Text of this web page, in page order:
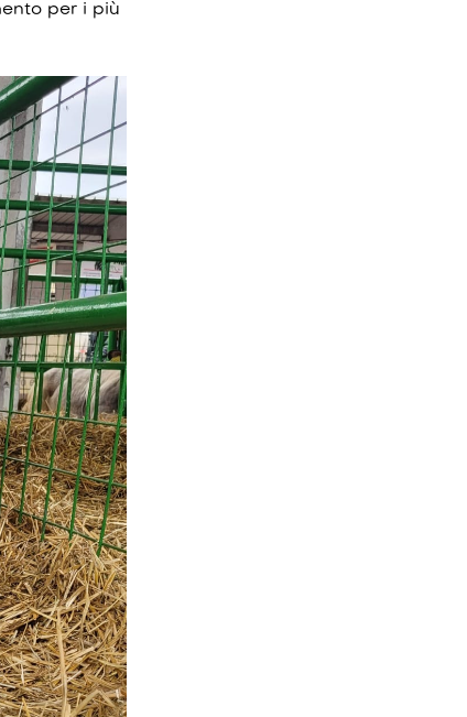
per i più